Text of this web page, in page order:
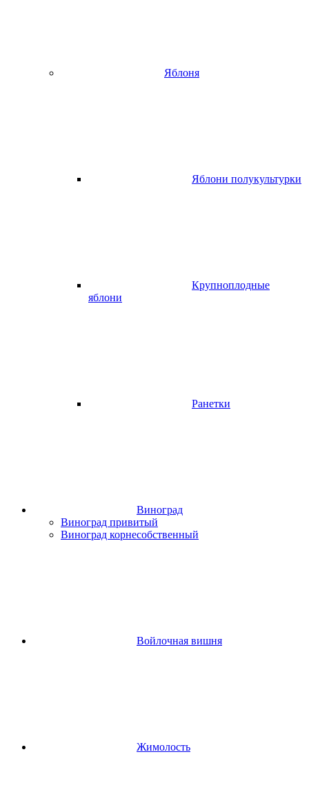
Яблоня
Яблони полукультурки
Крупноплодные
яблони
Ранетки
Виноград
Виноград привитый
Виноград корнесобственный
Войлочная вишня
Жимолость